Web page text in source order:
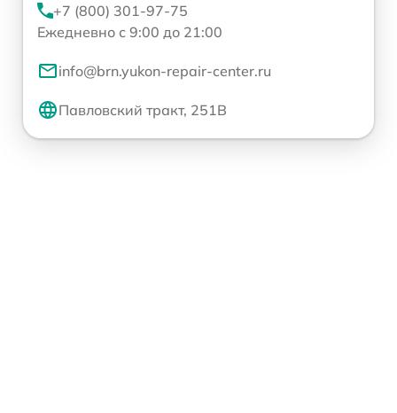
+7 (800) 301-97-75
Ежедневно с 9:00 до 21:00
info@brn.yukon-repair-center.ru
Павловский тракт, 251В